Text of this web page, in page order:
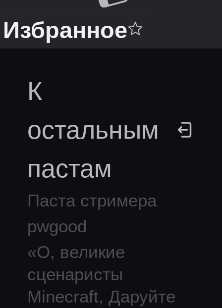
Избранное
К
остальным
пастам
Паста стримера
pwgood
«O, великие
сценаристы
Minecraft, Даруйте